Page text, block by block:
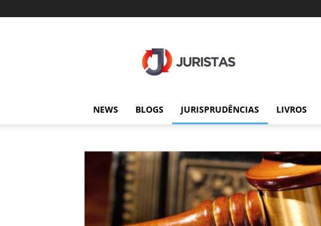
NEWS BLOGS JURISPRUDÊNCIAS LIVROS